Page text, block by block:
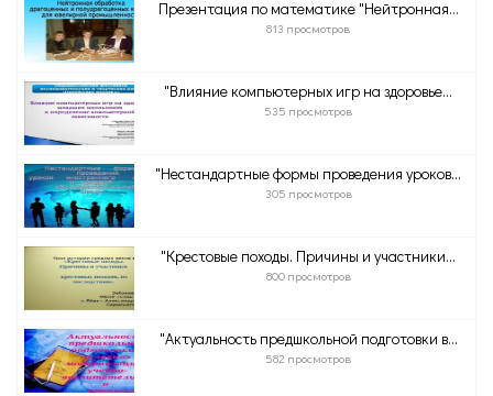
Презентация по математике "Нейтронная...
813 просмотров
"Влияние компьютерных игр на здоровье...
535 просмотров
"Нестандартные формы проведения уроков...
305 просмотров
"Крестовые походы. Причины и участники...
800 просмотров
"Актуальность предшкольной подготовки в...
582 просмотров